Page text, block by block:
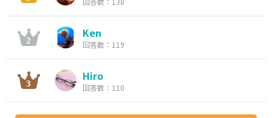
Ken
回答数：119
Hiro
回答数：110